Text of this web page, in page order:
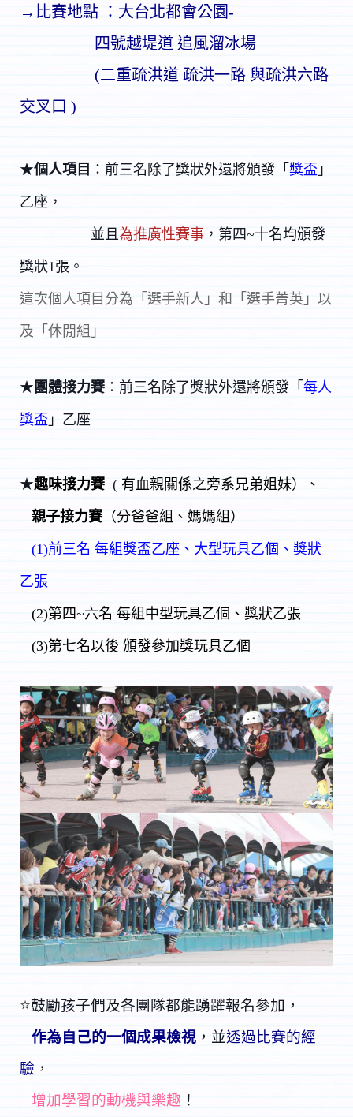
→比賽地點 ：大台北都會公園-
四號越堤道 追風溜冰場
(二重疏洪道 疏洪一路 與疏洪六路
交叉口 )
★個人項目 ：前三名除了獎狀外還將頒發「 獎盃 」
乙座，
並 且 為推廣性賽事 ，第四~十名均頒發
獎狀1張。
這次個人項目分為「選手新人」和「選手菁英」以
及 「休閒組」
★ 團體接力賽：前三名除了獎狀外還將頒發「 每人
獎盃 」乙座
★趣味接力賽 ( 有血親關係之旁系兄弟姐妹）、
親子接力賽（分爸爸組、媽媽組）
(1)前三名 每組獎盃乙座、大型玩具乙個、獎狀
乙張
(2)第四~六名 每組中型玩具乙個、獎狀乙張
(3)第七名以後 頒發參加獎玩具乙個
⭐鼓勵孩子們及各團隊都能踴躍報名參加，
作為自己的一個成果檢視 ，並透過比賽的經
驗 ，
增加學習的動機與樂趣 ！